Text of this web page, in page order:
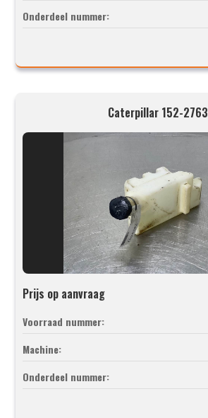
Onderdeel nummer:
Caterpillar 152-2763
Prijs op aanvraag
Voorraad nummer:
Machine:
Onderdeel nummer: